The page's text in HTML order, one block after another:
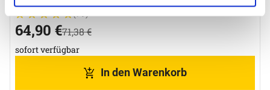
Bewertung: 5 von 5 (79 Bewertungen)
79 Bewertungen
(79)
statt:
71,38€
jetzt:
64,90 €
sofort verfügbar
In den Warenkorb